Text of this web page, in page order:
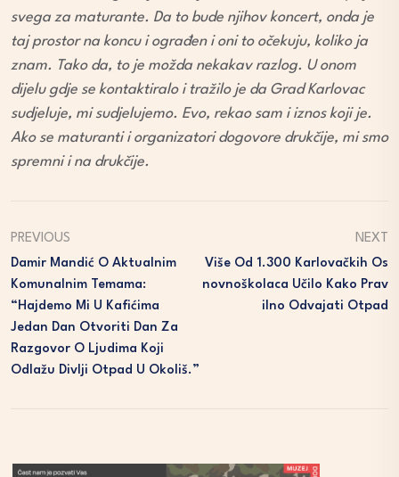
svega za maturante. Da to bude njihov koncert, onda je
taj prostor na koncu i ograđen i oni to očekuju, koliko ja
znam. Tako da, to je možda nekakav razlog. U onom
dijelu gdje se kontaktiralo i tražilo je da Grad Karlovac
sudjeluje, mi sudjelujemo. Evo, rekao sam i iznos koji je.
Ako se maturanti i organizatori dogovore drukčije, mi smo
spremni i na drukčije.
PREVIOUS
Damir Mandić O Aktualnim
Komunalnim Temama:
“Hajdemo Mi U Kafićima
Jedan Dan Otvoriti Dan Za
Razgovor O Ljudima Koji
Odlažu Divlji Otpad U Okoliš.”
NEXT
Više Od 1.300 Karlovačkih Os
Novnoškolaca Učilo Kako Prav
Ilno Odvajati Otpad